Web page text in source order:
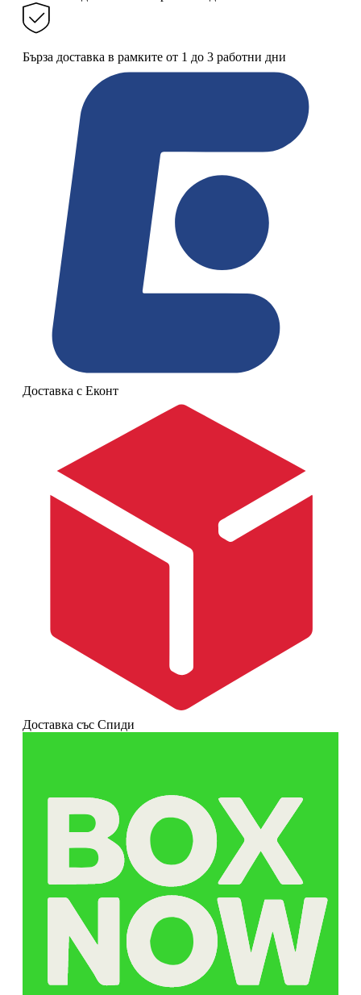
Бърза доставка в рамките от 1 до 3 работни дни
Доставка с Еконт
Доставка със Спиди